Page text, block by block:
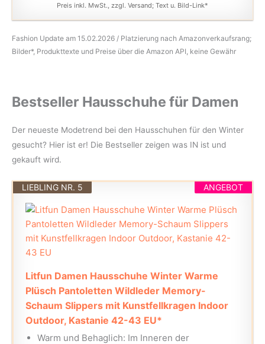
Preis inkl. MwSt., zzgl. Versand; Text u. Bild-Link*
Fashion Update am 15.02.2026 / Platzierung nach Amazonverkaufsrang;
Bilder*, Produkttexte und Preise über die Amazon API, keine Gewähr
Bestseller Hausschuhe für Damen
Der neueste Modetrend bei den Hausschuhen für den Winter
gesucht? Hier ist er! Die Bestseller zeigen was IN ist und
gekauft wird.
ANGEBOT
LIEBLING NR. 5
Litfun Damen Hausschuhe Winter Warme
Plüsch Pantoletten Wildleder Memory-
Schaum Slippers mit Kunstfellkragen Indoor
Outdoor, Kastanie 42-43 EU*
Warm und Behaglich: Im Inneren der